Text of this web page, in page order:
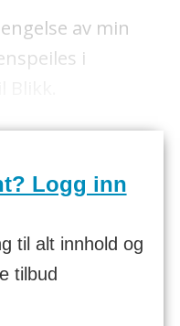
av min
i
Logg inn
til alt innhold og
tilbud